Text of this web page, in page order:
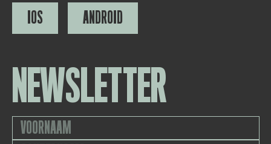
IOS ANDROID
NEWSLETTER